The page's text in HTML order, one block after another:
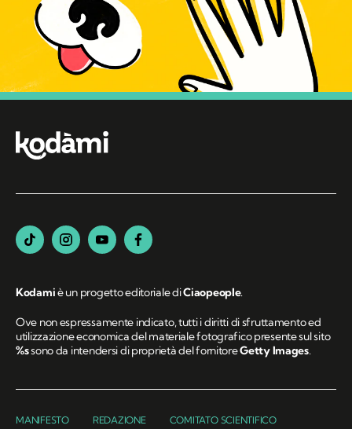
Kodamiè un progetto editoriale diCiaopeople.
Ove non espressamente indicato, tutti i diritti di sfruttamento ed
utilizzazione economica del materiale fotografico presente sul sito
%ssono da intendersi di proprietà del fornitoreGetty Images.
MANIFESTO REDAZIONE COMITATO SCIENTIFICO